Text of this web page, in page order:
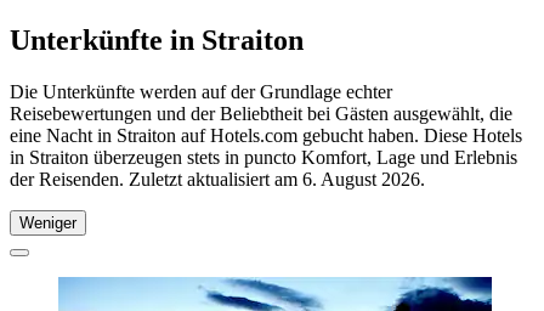
Unterkünfte in Straiton
Die Unterkünfte werden auf der Grundlage echter
Reisebewertungen und der Beliebtheit bei Gästen ausgewählt, die
eine Nacht in Straiton auf Hotels.com gebucht haben. Diese Hotels
in Straiton überzeugen stets in puncto Komfort, Lage und Erlebnis
der Reisenden. Zuletzt aktualisiert am 6. August 2026.
Weniger